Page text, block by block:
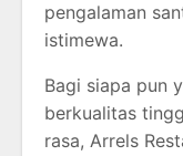
pengalaman
istimewa.
Bagi siapa pun
berkualitas
rasa, Arrels